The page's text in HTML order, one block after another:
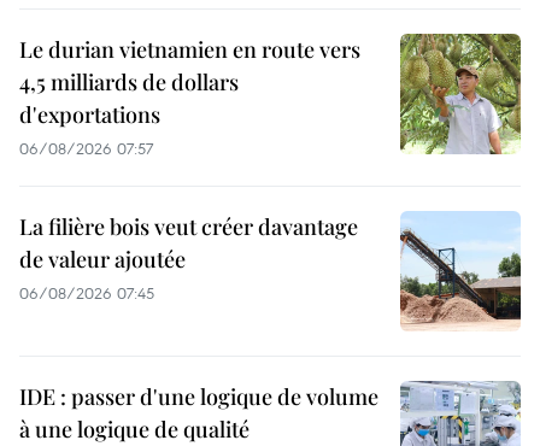
Le durian vietnamien en route vers
4,5 milliards de dollars
d'exportations
06/08/2026 07:57
La filière bois veut créer davantage
de valeur ajoutée
06/08/2026 07:45
IDE : passer d'une logique de volume
à une logique de qualité